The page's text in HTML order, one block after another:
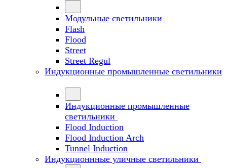
Модульные светильники
Flash
Flood
Street
Street Regul
Индукционные промышленные светильники
Индукционные промышленные
светильники
Flood Induction
Flood Induction Arch
Tunnel Induction
Индукционнные уличные светильники